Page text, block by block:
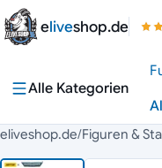
Zum Inhalt springen
eliveshop.de
Alle Kategorien
eliveshop.de/Figuren &